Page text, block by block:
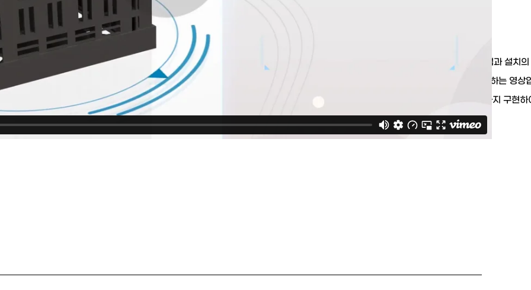
한국수안에서 생산하는 우수저류조의 설계적 특이점과 설치
로 생기는 장점들을 설명하여 제품의 필요성을 어필하는 영상
라스틱 셀 방식 구조부터 시공법, 과정 시뮬레이션까지 구현
류조의 안전성을 강조하였습니다.